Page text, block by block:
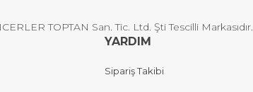
TOPTAN San. Tic. Ltd. Şti Tescilli Markasıdır.
YARDIM
Sipariş Takibi